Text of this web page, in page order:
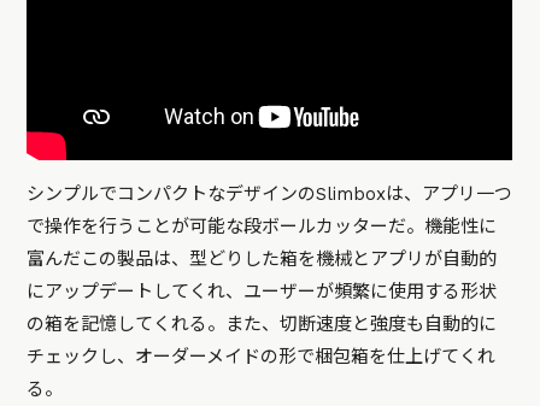
シンプルでコンパクトなデザインのSlimboxは、アプリ一つ
で操作を行うことが可能な段ボールカッターだ。機能性に
富んだこの製品は、型どりした箱を機械とアプリが自動的
にアップデートしてくれ、ユーザーが頻繁に使用する形状
の箱を記憶してくれる。また、切断速度と強度も自動的に
チェックし、オーダーメイドの形で梱包箱を仕上げてくれ
る。